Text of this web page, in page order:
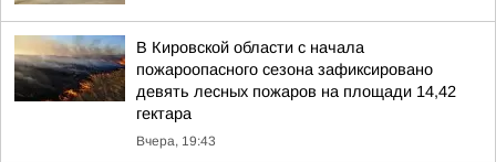
В Кировской области с начала
пожароопасного сезона зафиксировано
девять лесных пожаров на площади 14,42
гектара
Вчера, 19:43